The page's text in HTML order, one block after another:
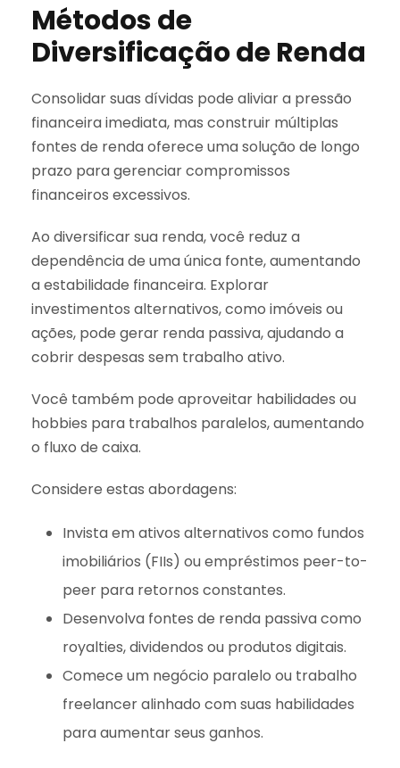
Métodos de
Diversificação de Renda
Consolidar suas dívidas pode aliviar a pressão
financeira imediata, mas construir múltiplas
fontes de renda oferece uma solução de longo
prazo para gerenciar compromissos
financeiros excessivos.
Ao diversificar sua renda, você reduz a
dependência de uma única fonte, aumentando
a estabilidade financeira. Explorar
investimentos alternativos, como imóveis ou
ações, pode gerar renda passiva, ajudando a
cobrir despesas sem trabalho ativo.
Você também pode aproveitar habilidades ou
hobbies para trabalhos paralelos, aumentando
o fluxo de caixa.
Considere estas abordagens:
Invista em ativos alternativos como fundos
imobiliários (FIIs) ou empréstimos peer-to-
peer para retornos constantes.
Desenvolva fontes de renda passiva como
royalties, dividendos ou produtos digitais.
Comece um negócio paralelo ou trabalho
freelancer alinhado com suas habilidades
para aumentar seus ganhos.